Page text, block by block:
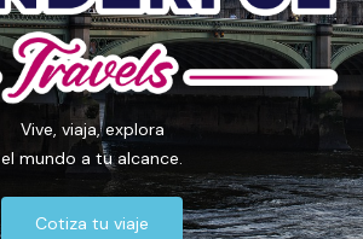
Vive, viaja, explora
el mundo a tu alcance.
Cotiza tu viaje